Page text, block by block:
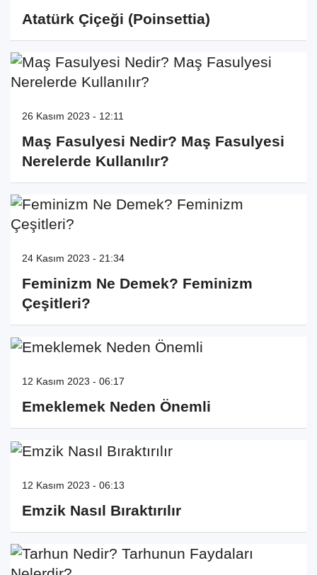
Atatürk Çiçeği (Poinsettia)
26 Kasım 2023 - 12:11
Maş Fasulyesi Nedir? Maş Fasulyesi
Nerelerde Kullanılır?
24 Kasım 2023 - 21:34
Feminizm Ne Demek? Feminizm
Çeşitleri?
12 Kasım 2023 - 06:17
Emeklemek Neden Önemli
12 Kasım 2023 - 06:13
Emzik Nasıl Bıraktırılır